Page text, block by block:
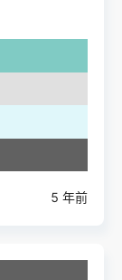
5 年前